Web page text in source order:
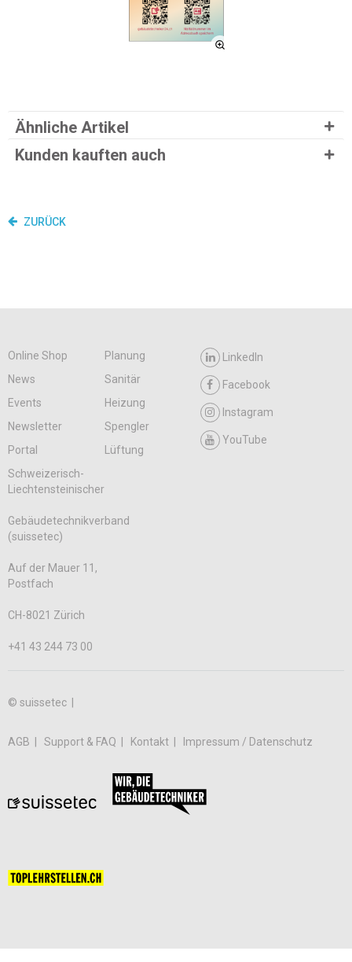
Ähnliche Artikel
Kunden kauften auch
ZURÜCK
Online Shop
Planung
News
Sanitär
Events
Heizung
Newsletter
Spengler
Portal
Lüftung
LinkedIn
Facebook
Instagram
YouTube
Schweizerisch-
Liechtensteinischer
Gebäudetechnikverband
(suissetec)
Auf der Mauer 11,
Postfach
CH-8021 Zürich
+41 43 244 73 00
© suissetec |
AGB Support & FAQ Kontakt Impressum / Datenschutz